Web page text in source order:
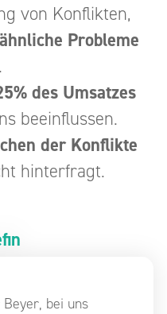
von Konflikten,
Probleme
des Umsatzes
beeinflussen.
der Konflikte
hinterfragt.
bei uns